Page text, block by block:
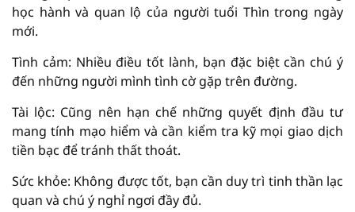
học hành và quan lộ của người tuổi Thìn trong ngày
mới.
Tình cảm: Nhiều điều tốt lành, bạn đặc biệt cần chú ý
đến những người mình tình cờ gặp trên đường.
Tài lộc: Cũng nên hạn chế những quyết định đầu tư
mang tính mạo hiểm và cần kiểm tra kỹ mọi giao dịch
tiền bạc để tránh thất thoát.
Sức khỏe: Không được tốt, bạn cần duy trì tinh thần lạc
quan và chú ý nghỉ ngơi đầy đủ.